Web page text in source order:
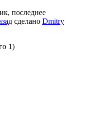
последнее
сделано Dmitry
1)